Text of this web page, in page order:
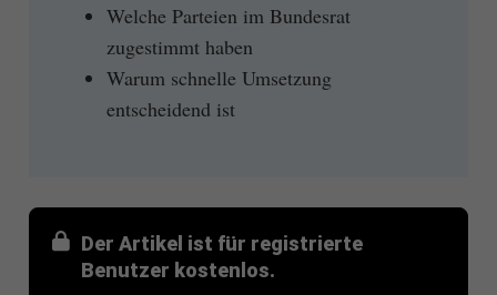
Welche Parteien im Bundesrat
zugestimmt haben
Warum schnelle Umsetzung
entscheidend ist
Der Artikel ist für registrierte
Benutzer kostenlos.